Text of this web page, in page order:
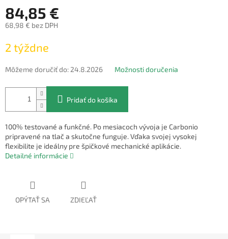
84,85 €
68,98 € bez DPH
cena:
2 týždne
Môžeme doručiť do:24.8.2026 Možnosti doručenia
Pridať do košíka
100% testované a funkčné. Po mesiacoch vývoja je Carbonio
pripravené na tlač a skutočne funguje. Vďaka svojej vysokej
flexibilite je ideálny pre špičkové mechanické aplikácie.
Detailné informácie
OPÝTAŤ SA ZDIEĽAŤ